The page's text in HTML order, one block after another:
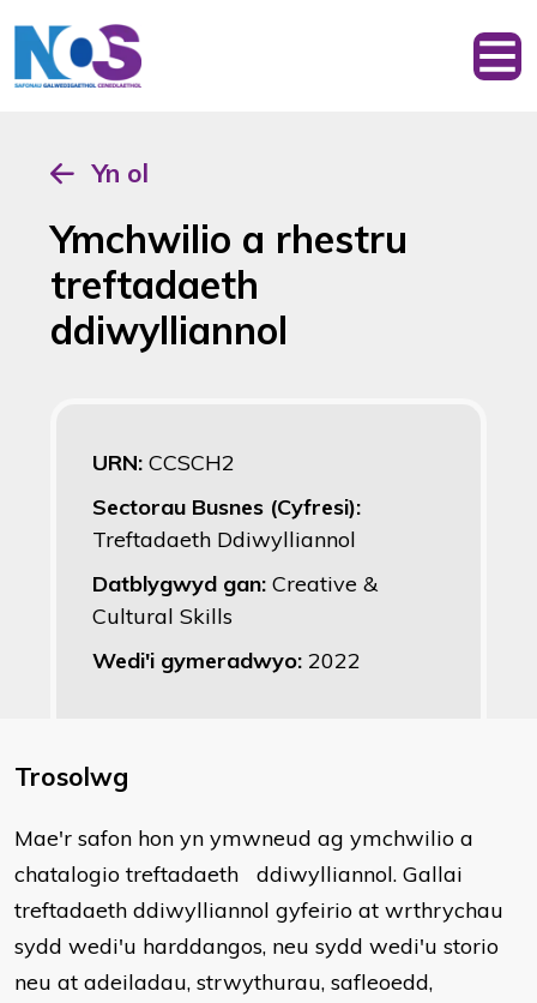
Yn ol
Ymchwilio a rhestru
treftadaeth
ddiwylliannol
URN: CCSCH2
Sectorau Busnes (Cyfresi):
Treftadaeth Ddiwylliannol
Datblygwyd gan: Creative &
Cultural Skills
Wedi'i gymeradwyo: 2022
Trosolwg
​Mae'r safon hon yn ymwneud ag ymchwilio a
chatalogio treftadaeth ddiwylliannol. Gallai
treftadaeth ddiwylliannol gyfeirio at wrthrychau
sydd wedi'u harddangos, neu sydd wedi'u storio
neu at adeiladau, strwythurau, safleoedd,